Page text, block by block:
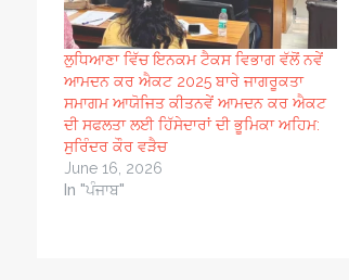
ਲੁਧਿਆਣਾ ਵਿੱਚ ਇਨਕਮ ਟੈਕਸ ਵਿਭਾਗ ਵੱਲੋਂ ਨਵੇਂ
ਆਮਦਨ ਕਰ ਐਕਟ 2025 ਬਾਰੇ ਜਾਗਰੂਕਤਾ
ਸਮਾਗਮ ਆਯੋਜਿਤ ਕੀਤਨਵੇਂ ਆਮਦਨ ਕਰ ਐਕਟ
ਦੀ ਸਫਲਤਾ ਲਈ ਹਿੱਸੇਦਾਰਾਂ ਦੀ ਭੂਮਿਕਾ ਅਹਿਮ:
ਸੁਰਿੰਦਰ ਕੌਰ ਵੜੈਚ
June 16, 2026
In "ਪੰਜਾਬ"